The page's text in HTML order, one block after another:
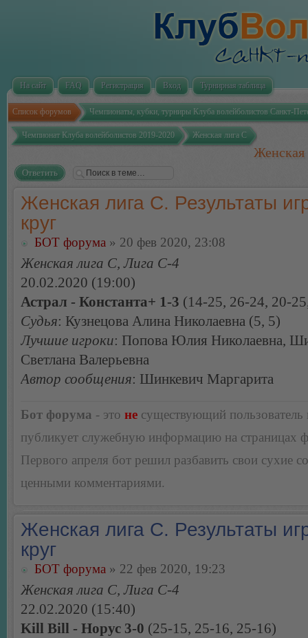
На сайт FAQ Регистрация Вход Турнирная таблица
Список форумов Чемпионаты, кубки, турниры Клуба волейболистов Санкт-
Чемпионат Клуба волейболистов 2019-2020 Женская лига С
Женская
Ответить
Женская лига С. Результаты
круг
БОТ форума » 20 фев 2020, 23:08
Женская лига С, Лига С-4
20.02.2020 (19:00)
Астрал - Константа+ 1-3 (14-25, 26-24, 20-
Судья: Кузнецова Алина Николаевна (5, 5)
Лучшие игроки: Попова Юлия Николаевна,
Светлана Валерьевна
Автор сообщения: Шинкевич Маргарита
Бот форума - это не существующий пользователь
публикует служебную информацию на страницах
Первого апреля бот решил разбавить свои сухие
ценными комментариями.
Женская лига С. Результаты
круг
БОТ форума » 22 фев 2020, 19:23
Женская лига С, Лига С-4
22.02.2020 (15:40)
Kill Bill - Норус 3-0 (25-15, 25-16, 25-16)